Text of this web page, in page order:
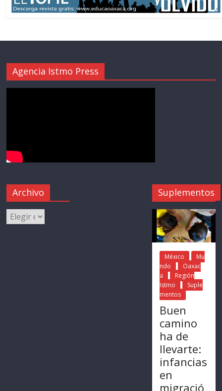
Agencia Istmo Press
Archivo Suplementos
México
Mu
ndo
Oaxac
a
Región
Istmo
Suple
mentos
Buen
camino
ha de
llevarte:
infancias
en
migració